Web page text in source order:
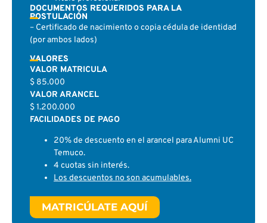
DOCUMENTOS REQUERIDOS PARA LA
POSTULACIÓN
– Certificado de nacimiento o copia cédula de identidad
(por ambos lados)
VALORES
VALOR MATRICULA
$ 85.000
VALOR ARANCEL
$ 1.200.000
FACILIDADES DE PAGO
20% de descuento en el arancel para Alumni UC
Temuco.
4 cuotas sin interés.
Los descuentos no son acumulables.
MATRICÚLATE AQUÍ